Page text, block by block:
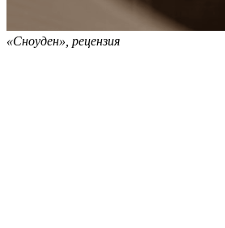
«Сноуден», рецензия